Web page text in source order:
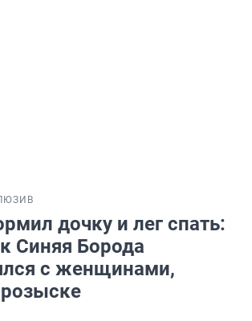
дочку и лег спать:
Синяя Борода
с женщинами,